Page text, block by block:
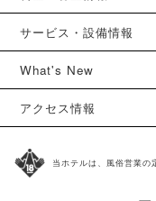
サービス・設備情報
What's New
アクセス情報
当ホテルは、風俗営業の